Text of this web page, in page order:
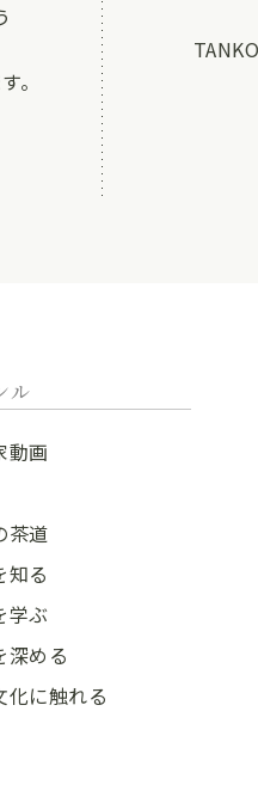
。
ル
動画
茶道
知る
学ぶ
深める
化に触れる